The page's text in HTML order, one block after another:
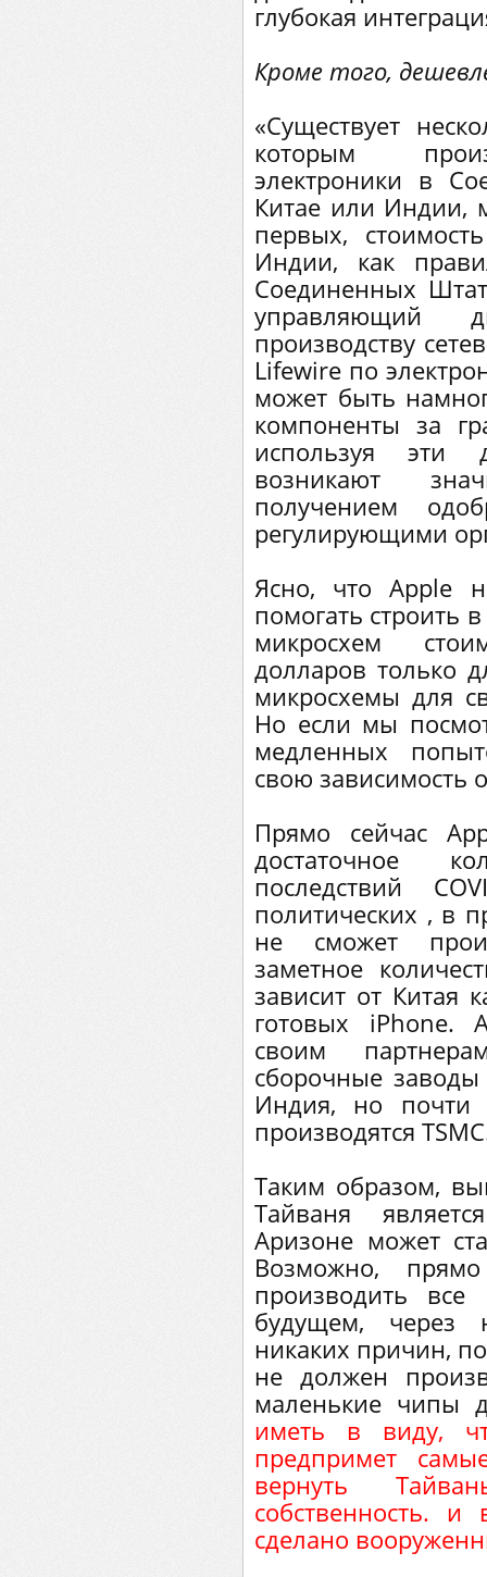
глубокая
Кроме того,
«Существует
которым
электроники в
Китае или Индии,
первых,
Индии, как
Соединенных
управляющий
производству
Lifewire по
может быть
компоненты за
используя эти
возникают
получением
регулирующими
Ясно, что Apple
помогать строить
микросхем
долларов только
микросхемы для
Но если мы
медленных
свою зависимость
Прямо сейчас
достаточное
последствий
политических , в
не сможет
заметное
зависит от Китая
готовых iPhone.
своим
сборочные заводы
Индия, но почти
производятся
Таким образом,
Тайваня
Аризоне может
Возможно,
производить
будущем, через
никаких причин,
не должен
маленькие чипы
иметь в виду,
предпримет
вернуть
собственность. и
сделано